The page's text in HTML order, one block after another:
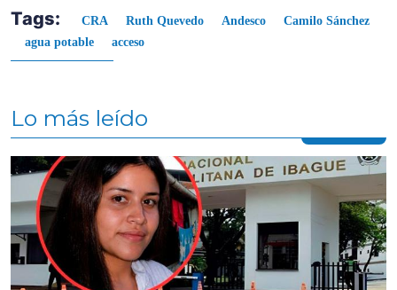
Tags: CRA Ruth Quevedo Andesco
Camilo Sánchez
agua potable
acceso
Lo más leído
Contenido multimedia principal